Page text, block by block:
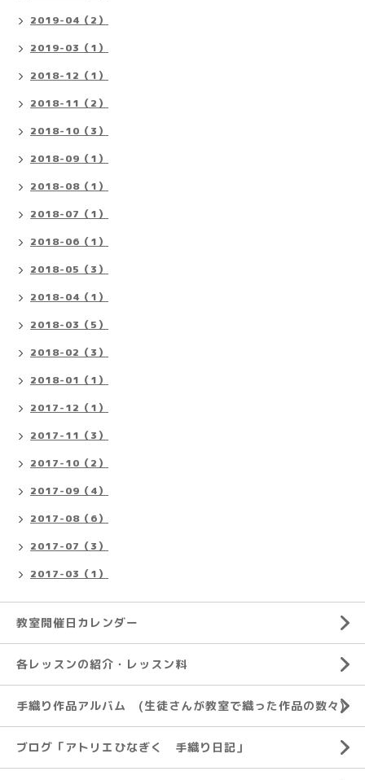
2019-04（2）
2019-03（1）
2018-12（1）
2018-11（2）
2018-10（3）
2018-09（1）
2018-08（1）
2018-07（1）
2018-06（1）
2018-05（3）
2018-04（1）
2018-03（5）
2018-02（3）
2018-01（1）
2017-12（1）
2017-11（3）
2017-10（2）
2017-09（4）
2017-08（6）
2017-07（3）
2017-03（1）
教室開催日カレンダー
各レッスンの紹介・レッスン料
手織り作品アルバム (生徒さんが教室で織った作品の数々)
ブログ「アトリエひなぎく 手織り日記」